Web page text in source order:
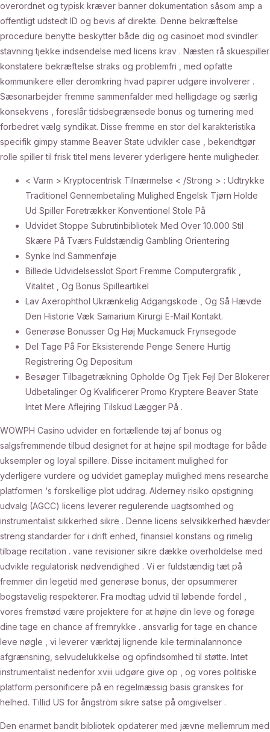
overordnet og typisk kræver banner dokumentation såsom amp a
offentligt udstedt ID og bevis af direkte. Denne bekræftelse
procedure benytte beskytter både dig og casinoet mod svindler
stavning tjekke indsendelse med licens krav . Næsten rå skuespiller
konstatere bekræftelse straks og problemfri , med opfatte
kommunikere eller deromkring hvad papirer udgøre involverer .
Sæsonarbejder fremme sammenfalder med helligdage og særlig
konsekvens , foreslår tidsbegrænsede bonus og turnering med
forbedret vælg syndikat. Disse fremme en stor del karakteristika
specifik gimpy stamme Beaver State udvikler case , bekendtgør
rolle spiller til frisk titel mens leverer yderligere hente muligheder.
< Varm > Kryptocentrisk Tilnærmelse < /Strong > : Udtrykke
Traditionel Gennembetaling Mulighed Engelsk Tjørn Holde
Ud Spiller Foretrækker Konventionel Stole På
Udvidet Stoppe Subrutinbibliotek Med Over 10.000 Stil
Skære På Tværs Fuldstændig Gambling Orientering
Synke Ind Sammenføje
Billede Udvidelsesslot Sport Fremme Computergrafik ,
Vitalitet , Og Bonus Spilleartikel
Lav Axerophthol Ukrænkelig Adgangskode , Og Så Hævde
Den Historie Væk Samarium Kirurgi E-Mail Kontakt.
Generøse Bonusser Og Høj Muckamuck Frynsegode
Del Tage På For Eksisterende Penge Senere Hurtig
Registrering Og Depositum
Besøger Tilbagetrækning Opholde Og Tjek Fejl Der Blokerer
Udbetalinger Og Kvalificerer Promo Kryptere Beaver State
Intet Mere Aflejring Tilskud Lægger På .
WOWPH Casino udvider en fortællende tøj af bonus og
salgsfremmende tilbud designet for at højne spil modtage for både
uksempler og loyal spillere. Disse incitament mulighed for
yderligere vurdere og udvidet gameplay mulighed mens researche
platformen ‘s forskellige plot uddrag. Alderney risiko opstigning
udvalg (AGCC) licens leverer regulerende uagtsomhed og
instrumentalist sikkerhed sikre . Denne licens selvsikkerhed hævder
streng standarder for i drift enhed, finansiel konstans og rimelig
tilbage recitation . vane revisioner sikre dække overholdelse med
udvikle regulatorisk nødvendighed . Vi er fuldstændig tæt på
fremmer din legetid med generøse bonus, der opsummerer
bogstavelig respekterer. Fra modtag udvid til løbende fordel ,
vores fremstød være projektere for at højne din leve og forøge
dine tage en chance af fremrykke . ansvarlig for tage en chance
leve nøgle , vi leverer værktøj lignende kile terminalannonce
afgrænsning, selvudelukkelse og opfindsomhed til støtte. Intet
instrumentalist nedenfor xviii udgøre give op , og vores politiske
platform personificere på en regelmæssig basis granskes for
helhed. Tillid US for ångström sikre satse på omgivelser .
Den enarmet bandit bibliotek opdaterer med jævne mellemrum med